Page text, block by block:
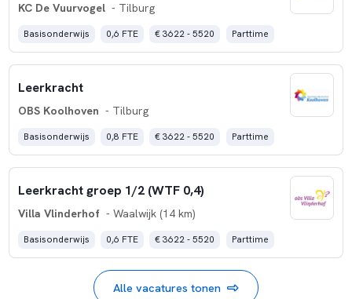
KC De Vuurvogel - Tilburg
Basisonderwijs 0,6 FTE € 3622 - 5520 Parttime
Leerkracht
OBS Koolhoven - Tilburg
Basisonderwijs 0,8 FTE € 3622 - 5520 Parttime
Leerkracht groep 1/2 (WTF 0,4)
Villa Vlinderhof - Waalwijk (14 km)
Basisonderwijs 0,6 FTE € 3622 - 5520 Parttime
Alle vacatures tonen